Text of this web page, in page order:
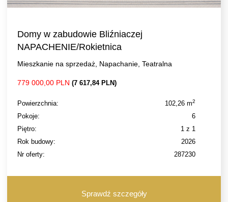
Domy w zabudowie Bliźniaczej
NAPACHENIE/Rokietnica
Mieszkanie na sprzedaż, Napachanie, Teatralna
779 000,00 PLN (7 617,84 PLN)
Powierzchnia: 102,26 m2
Pokoje:
6
Piętro:
1 z 1
Rok budowy:
2026
Nr oferty:
287230
Sprawdź szczegóły